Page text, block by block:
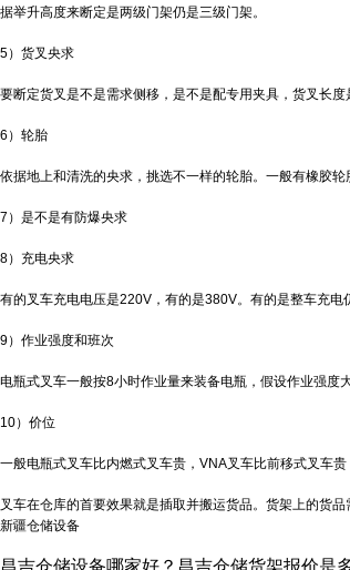
据举升高度来断定是两级门架仍是三级门架。
5）货叉央求
要断定货叉是不是需求侧移，是不是配专用夹具，货叉长度
6）轮胎
依据地上和清洗的央求，挑选不一样的轮胎。一般有橡胶
7）是不是有防爆央求
8）充电央求
有的叉车充电电压是220V，有的是380V。有的是整车充电
9）作业强度和班次
电瓶式叉车一般按8小时作业量来装备电瓶，假设作业强度
10）价位
一般电瓶式叉车比内燃式叉车贵，VNA叉车比前移式叉车贵
叉车在仓库的首要效果就是插取并搬运货品。货架上的货
新疆仓储设备
昌吉仓储设备哪家好？昌吉仓储货架报价是